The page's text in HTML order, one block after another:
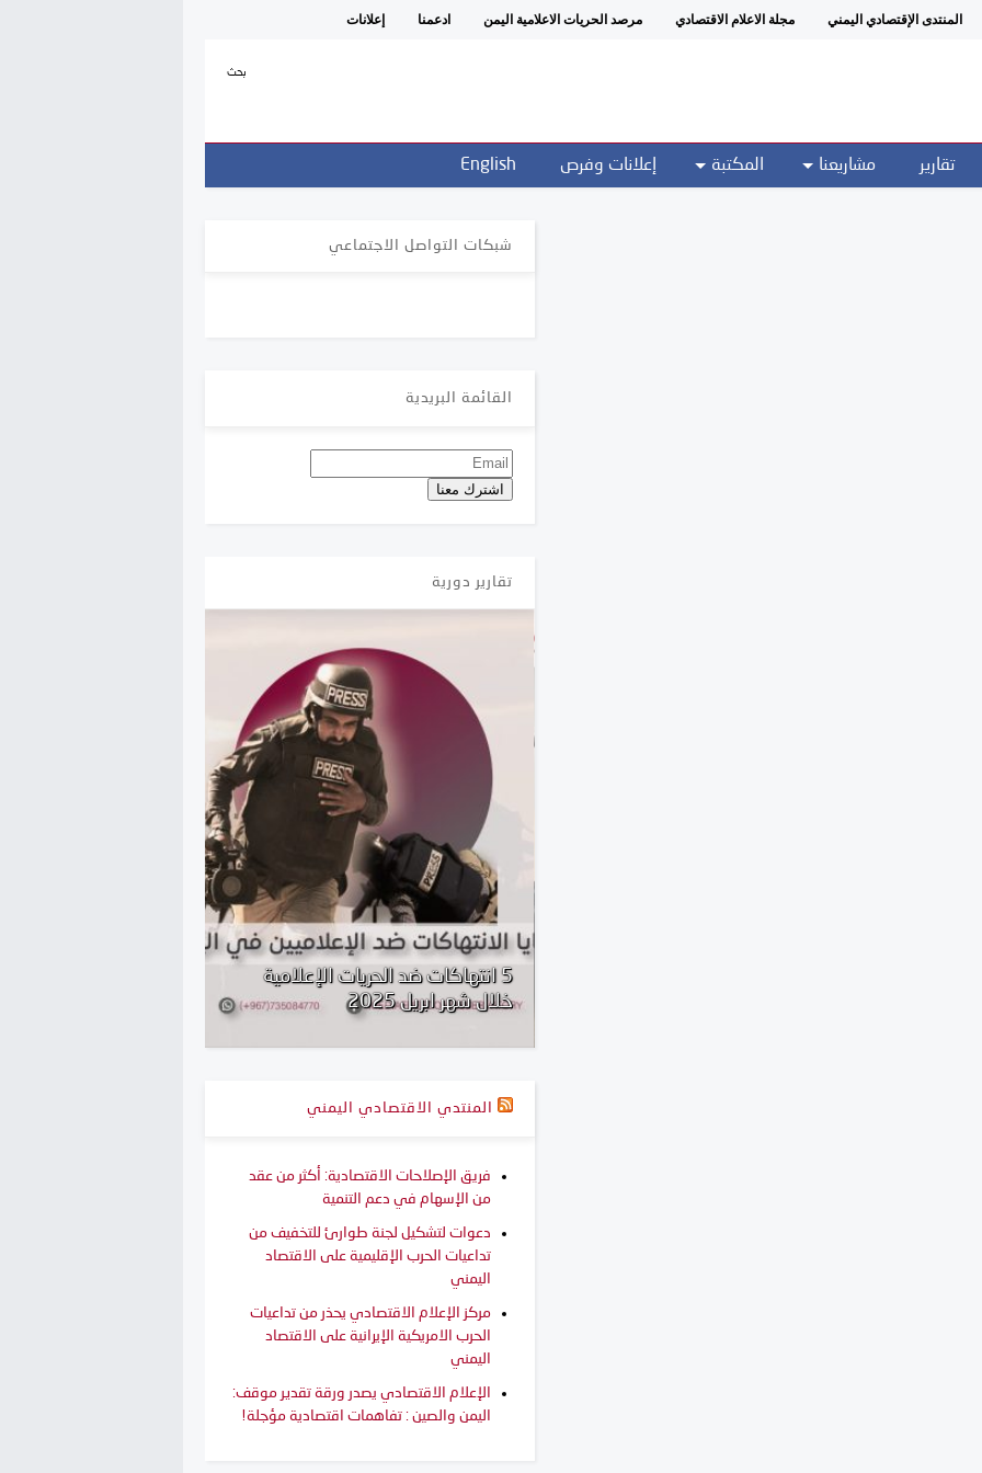
المنتدى الإقتصادي اليمني مجلة الاعلام الاقتصادي مرصد الحريات الاعلامية اليمن ادعمنا إعلانات
بحث
تقارير مشاريعنا المكتبة إعلانات وفرص English
شبكات التواصل الاجتماعي
القائمة البريدية
تقارير دورية
5 انتهاكات ضد الحريات الإعلامية
خلال شهر ابريل 2025
المنتدي الاقتصادي اليمني
فريق الإصلاحات الاقتصادية: أكثر من عقد
من الإسهام في دعم التنمية
دعوات لتشكيل لجنة طوارئ للتخفيف من
تداعيات الحرب الإقليمية على الاقتصاد
اليمني
مركز الإعلام الاقتصادي يحذر من تداعيات
الحرب الامريكية الإيرانية على الاقتصاد
اليمني
الإعلام الاقتصادي يصدر ورقة تقدير موقف:
اليمن والصين : تفاهمات اقتصادية مؤجلة!